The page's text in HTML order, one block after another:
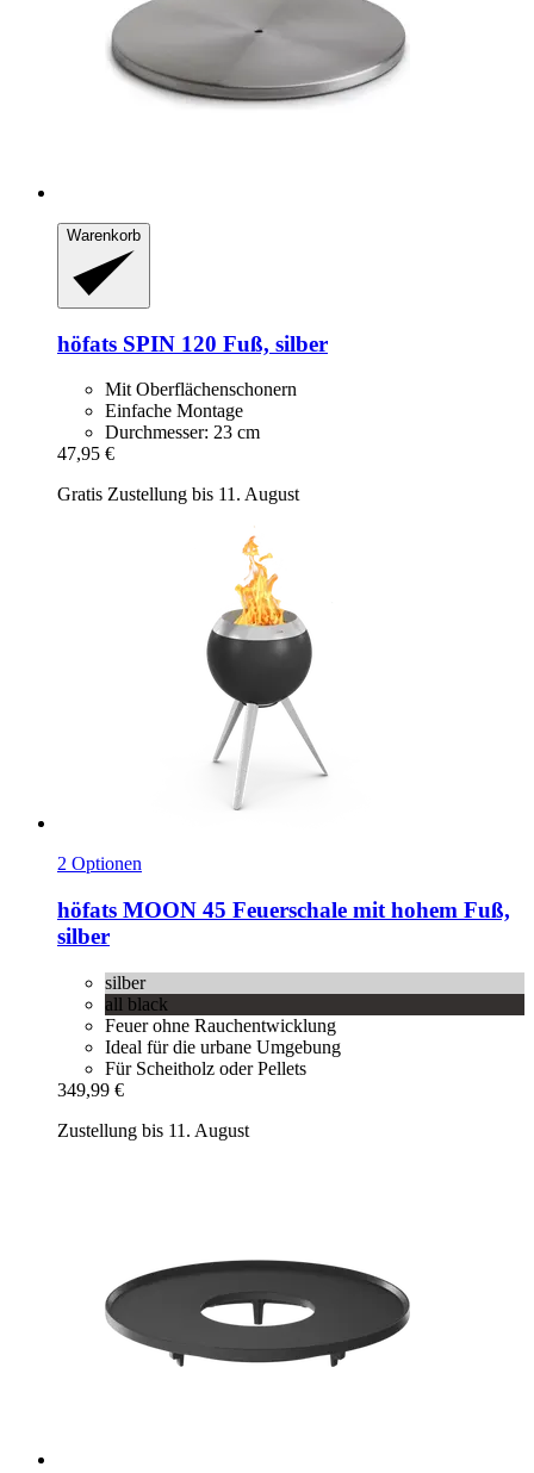
Warenkorb
höfats SPIN 120 Fuß, silber
Mit Oberflächenschonern
Einfache Montage
Durchmesser: 23 cm
47,95 €
Gratis Zustellung bis 11. August
2 Optionen
höfats MOON 45 Feuerschale mit hohem Fuß,
silber
silber
all black
Feuer ohne Rauchentwicklung
Ideal für die urbane Umgebung
Für Scheitholz oder Pellets
349,99 €
Zustellung bis 11. August